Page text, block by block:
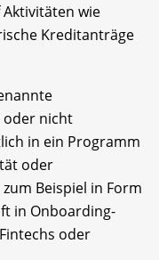
Aktivitäten wie
Kreditanträge
oder nicht
in ein Programm
oder
Beispiel in Form
in Onboarding-
oder